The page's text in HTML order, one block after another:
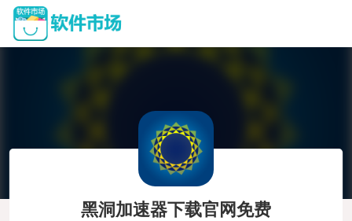
黑洞加速器下载官网免费